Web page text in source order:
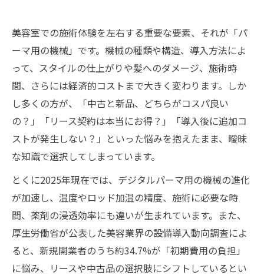
美容室での施術体験を左右する重要な要素、それが「パ
ーマ用の機械」です。機械の種類や構造、導入方法によ
って、スタイルの仕上がりや髪へのダメージ、施術時
間、さらには経済的コストまで大きく変わります。しか
し多くの方が、「中古と新品、どちらがコスパ良い
の？」「リース契約は本当にお得？」「導入後に追加コ
ストが発生しない？」といった悩みを抱えたまま、曖昧
な知識で選択してしまっています。
とくに2025年現在では、デジタルパーマ用の機械の進化
が加速し、温度やロッド加温の精度、施術に必要な時
間、薬剤の浸透効率にも違いが生まれています。また、
厚生労働省が公表した美容業界の設備導入動向調査によ
ると、新規開業者のうち約34.7%が「初期費用の負担」
に悩み、リースや中古品の選択肢にシフトしているとい